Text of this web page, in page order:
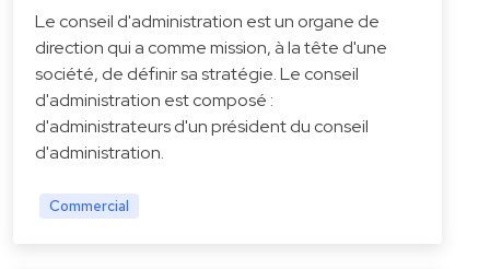
Le conseil d'administration est un organe de
direction qui a comme mission, à la tête d'une
société, de définir sa stratégie. Le conseil
d'administration est composé :
d'administrateurs d'un président du conseil
d'administration.
Commercial